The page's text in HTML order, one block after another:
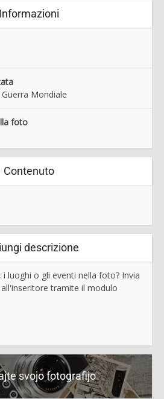
Informazioni
Mondiale
foto
Contenuto
descrizione
i luoghi o gli eventi nella foto? Invia
tramite il modulo
svojo fotografijo